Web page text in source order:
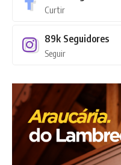
Curtir
89k Seguidores
Seguir